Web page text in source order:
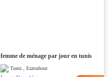
femme de ménage par jour en tunis
Tunis , Ezzouhour